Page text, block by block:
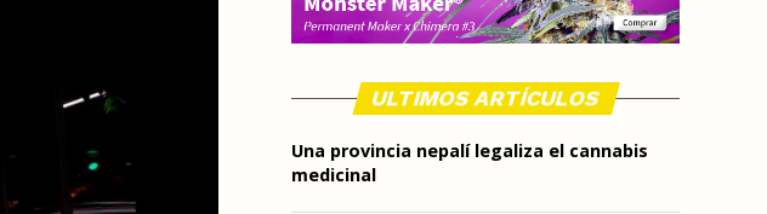
ULTIMOS ARTÍCULOS
Una provincia nepalí legaliza el cannabis
medicinal